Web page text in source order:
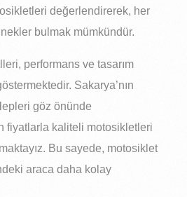
değerlendirerek, her
bulmak mümkündür.
performans ve tasarım
Sakarya’nın
göz önünde
fiyatlarla kaliteli motosikletleri
Bu sayede, motosiklet
araca daha kolay